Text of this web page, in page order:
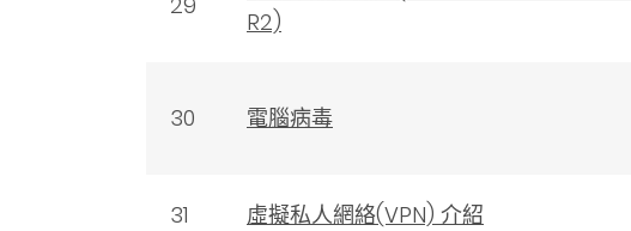
R2)
30 電腦病毒
31 虛擬私人網絡(VPN) 介紹